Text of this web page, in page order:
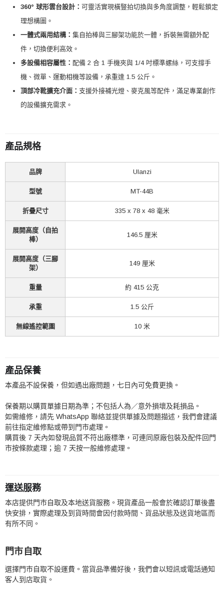
360° 球形雲台設計：可靈活實現橫豎拍切換與多角度調整，輕鬆鎖定
理想構圖。
一體式兩用結構：集自拍棒與三腳架功能於一體，拆裝無需額外配
件，切換便利高效。
多設備相容屬性：配備 2 合 1 手機夾與 1/4 吋標準螺絲，可支撐手
機、微單、運動相機等設備，承重達 1.5 公斤。
頂部冷靴擴充介面： 支援外接補光燈、麥克風等配件，滿足專業創作
的設備擴充需求。
產品規格
品牌 Ulanzi
型號 MT-44B
折疊尺寸 335 x 78 x 48 毫米
展開高度（自拍
棒）
146.5 厘米
展開高度（三腳
架）
149 厘米
重量 約 415 公克
承重 1.5 公斤
無線遙控範圍 10 米
產品保養
本產品不設保養，但如遇出廠問題，七日內可免費更換。
保養期以購買單據日期為準；不包括人為／意外損壞及耗損品。
如需維修，請先 WhatsApp 聯絡並提供單據及問題描述，我們會建議
前往指定維修點或帶到門市處理。
購買後 7 天內如發現品質不符出廠標準，可連同原廠包裝及配件回門
市按條款處理；逾 7 天按一般維修處理。
運送服務
本店提供門市自取及本地送貨服務。現貨產品一般會於確認訂單後盡
快安排，實際處理及到貨時間會因付款時間、貨品狀態及送貨地區而
有所不同。
門市自取
選擇門市自取不設運費。當貨品準備好後，我們會以短訊或電話通知
客人到店取貨。